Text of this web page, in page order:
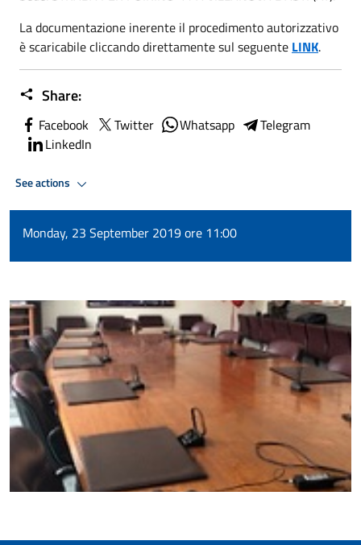
La documentazione inerente il procedimento autorizzativo
è scaricabile cliccando direttamente sul seguente LINK.
Share:
Facebook Twitter Whatsapp
Telegram
LinkedIn
See actions
Monday, 23 September 2019 ore 11:00